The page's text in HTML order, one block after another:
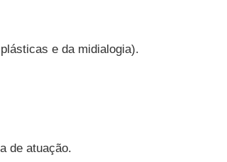
e da midialogia).
de atuação.